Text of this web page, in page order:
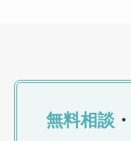
無料相談 ・